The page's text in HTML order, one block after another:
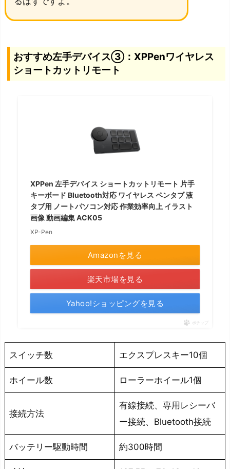
おすすめ左手デバイス③：XPPenワイヤレス
ショートカットリモート
XPPen 左手デバイス ショートカットリモート 片手
キーボード Bluetooth対応 ワイヤレス ペンタブ 液
タブ用 ノートパソコン対応 作業効率向上 イラスト
画像 動画編集 ACK05
XP-Pen
Amazonを見る
楽天市場を見る
Yahoo!ショッピングを見る
ポチップ
スイッチ数 エクスプレスキー10個
ホイール数 ローラーホイール1個
接続方法
有線接続、専用レシーバ
ー接続、Bluetooth接続
バッテリー駆動時間 約300時間